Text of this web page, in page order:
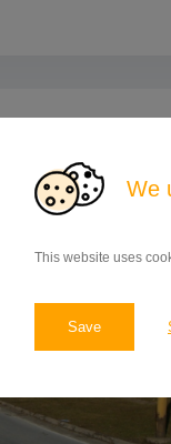
We
This website uses
Save
Košice